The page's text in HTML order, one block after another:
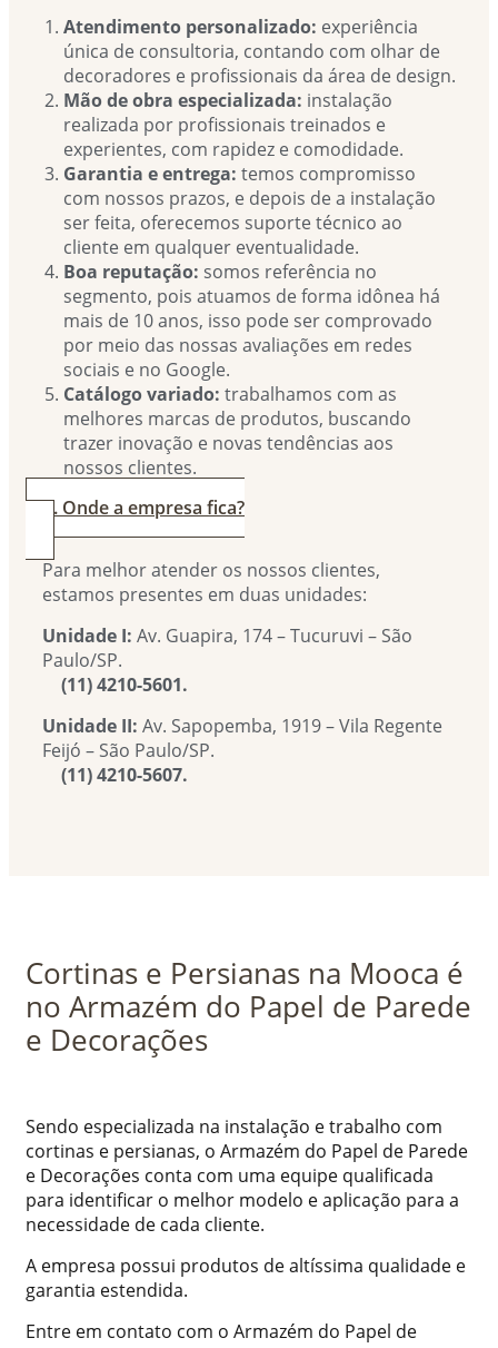
Atendimento personalizado: experiência
única de consultoria, contando com olhar de
decoradores e profissionais da área de design.
Mão de obra especializada: instalação
realizada por profissionais treinados e
experientes, com rapidez e comodidade.
Garantia e entrega: temos compromisso
com nossos prazos, e depois de a instalação
ser feita, oferecemos suporte técnico ao
cliente em qualquer eventualidade.
Boa reputação: somos referência no
segmento, pois atuamos de forma idônea há
mais de 10 anos, isso pode ser comprovado
por meio das nossas avaliações em redes
sociais e no Google.
Catálogo variado: trabalhamos com as
melhores marcas de produtos, buscando
trazer inovação e novas tendências aos
nossos clientes.
4. Onde a empresa fica?
Para melhor atender os nossos clientes,
estamos presentes em duas unidades:
Unidade I: Av. Guapira, 174 – Tucuruvi – São
Paulo/SP.
(11) 4210-5601.
Unidade II: Av. Sapopemba, 1919 – Vila Regente
Feijó – São Paulo/SP.
(11) 4210-5607.
Cortinas e Persianas na Mooca é
no Armazém do Papel de Parede
e Decorações
Sendo especializada na instalação e trabalho com
cortinas e persianas, o Armazém do Papel de Parede
e Decorações conta com uma equipe qualificada
para identificar o melhor modelo e aplicação para a
necessidade de cada cliente.
A empresa possui produtos de altíssima qualidade e
garantia estendida.
Entre em contato com o Armazém do Papel de